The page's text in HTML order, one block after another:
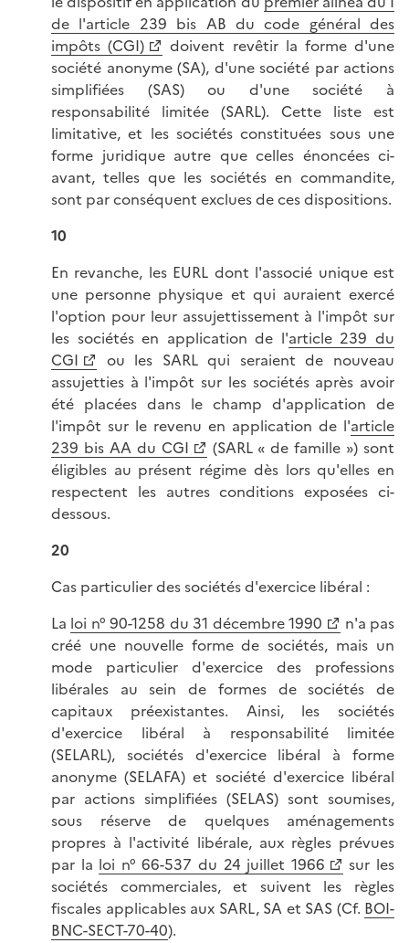
de l'article 239 bis AB du code général des
impôts (CGI)
doivent revêtir la forme d'une
société anonyme (SA), d'une société par actions
simplifiées (SAS) ou d'une société à
responsabilité limitée (SARL). Cette liste est
limitative, et les sociétés constituées sous une
forme juridique autre que celles énoncées ci-
avant, telles que les sociétés en commandite,
sont par conséquent exclues de ces dispositions.
10
En revanche, les EURL dont l'associé unique est
une personne physique et qui auraient exercé
l'option pour leur assujettissement à l'impôt sur
les sociétés en application de l'article 239 du
CGI
ou les SARL qui seraient de nouveau
assujetties à l'impôt sur les sociétés après avoir
été placées dans le champ d'application de
l'impôt sur le revenu en application de l'article
239 bis AA du CGI
(SARL « de famille ») sont
éligibles au présent régime dès lors qu'elles en
respectent les autres conditions exposées ci-
dessous.
20
Cas particulier des sociétés d'exercice libéral :
La loi n° 90-1258 du 31 décembre 1990
n'a pas
créé une nouvelle forme de sociétés, mais un
mode particulier d'exercice des professions
libérales au sein de formes de sociétés de
capitaux préexistantes. Ainsi, les sociétés
d'exercice libéral à responsabilité limitée
(SELARL), sociétés d'exercice libéral à forme
anonyme (SELAFA) et société d'exercice libéral
par actions simplifiées (SELAS) sont soumises,
sous réserve de quelques aménagements
propres à l'activité libérale, aux règles prévues
par la loi n° 66-537 du 24 juillet 1966
sur les
sociétés commerciales, et suivent les règles
fiscales applicables aux SARL, SA et SAS (Cf. BOI-
BNC-SECT-70-40).